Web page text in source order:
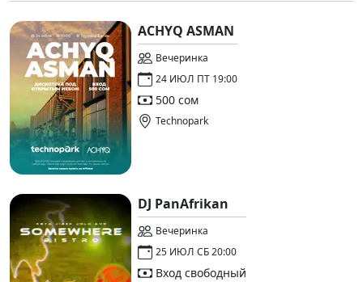
ACHYQ ASMAN
Вечеринка
24 ИЮЛ ПТ 19:00
500 сом
Technopark
DJ PanAfrikan
Вечеринка
25 ИЮЛ СБ 20:00
Вход свободный